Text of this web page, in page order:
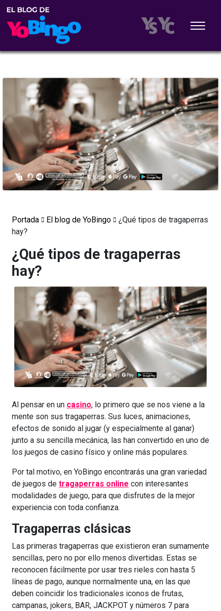
Portada El blog de YoBingo
¿Qué tipos de tragaperras
hay?
¿Qué tipos de tragaperras
hay?
Al pensar en un casino, lo primero que se nos viene a la
mente son sus tragaperras. Sus luces, animaciones,
efectos de sonido al jugar (y especialmente al ganar)
junto a su sencilla mecánica, las han convertido en uno de
los juegos de casino físico y online más populares.
Por tal motivo, en YoBingo encontrarás una gran variedad
de juegos de tragaperras online con interesantes
modalidades de juego, para que disfrutes de la mejor
experiencia con toda confianza.
Tragaperras clásicas
Las primeras tragaperras que existieron eran sumamente
sencillas, pero no por ello menos divertidas. Estas se
reconocen fácilmente por usar tres rieles con hasta 5
líneas de pago, aunque normalmente una, en las que
deben coincidir los tradicionales iconos de frutas,
campanas, jokers, BAR, JACKPOT y números 7 para